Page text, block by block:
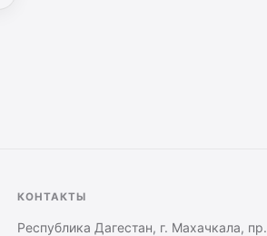
КОНТАКТЫ
Республика Дагестан, г. Махачкала, пр.